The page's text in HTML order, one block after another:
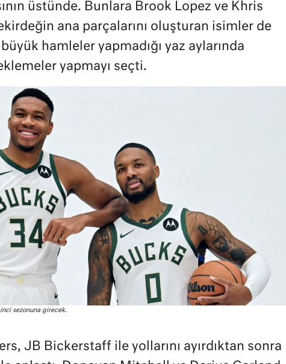
üstünde. Bunlara Brook Lopez ve Khris
ana parçalarını oluşturan isimler de
hamleler yapmadığı yaz aylarında
yapmayı seçti.
sezonuna girecek.
JB Bickerstaff ile yollarını ayırdıktan sonra